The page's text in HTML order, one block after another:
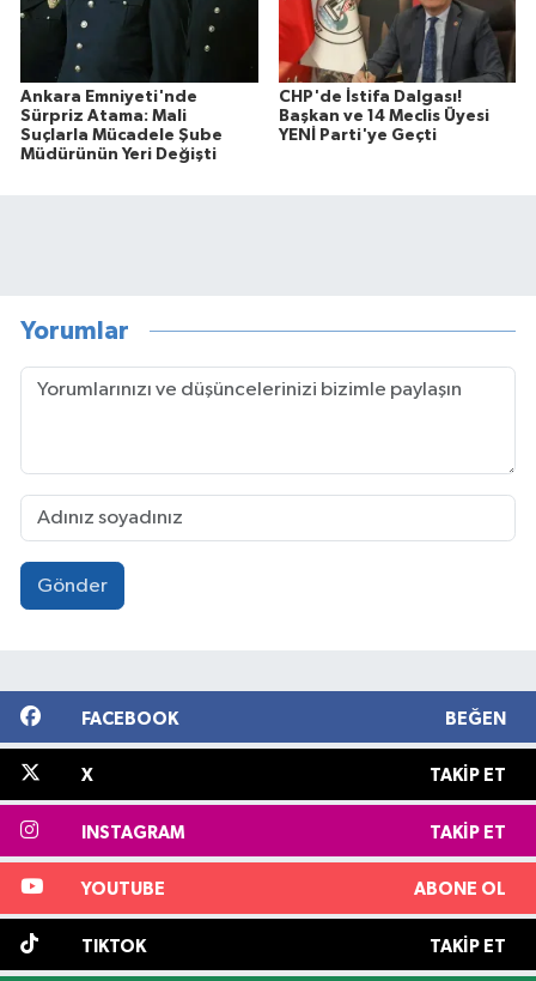
Ankara Emniyeti'nde
Sürpriz Atama: Mali
Suçlarla Mücadele Şube
Müdürünün Yeri Değişti
CHP'de İstifa Dalgası!
Başkan ve 14 Meclis Üyesi
YENİ Parti'ye Geçti
Yorumlar
Gönder
FACEBOOK BEĞEN
X TAKIP ET
INSTAGRAM TAKIP ET
YOUTUBE ABONE OL
TIKTOK TAKIP ET